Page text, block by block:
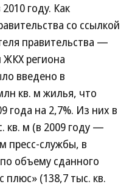
году. Как
со ссылкой
правительства —
ЖКХ региона
введено в
кв. м жилья, что
года на 2,7%. Из них в
кв. м (в 2009 году —
пресс-службы, в
объему сданного
(138,7 тыс. кв.